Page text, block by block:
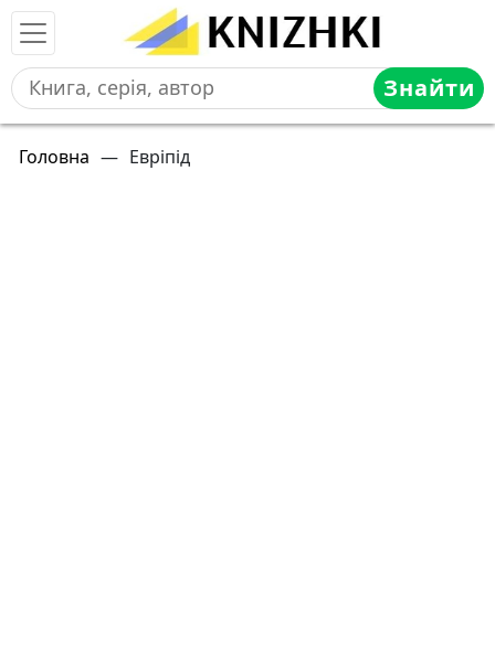
Знайти
Головна — Евріпід